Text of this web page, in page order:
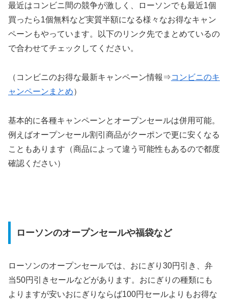
最近はコンビニ間の競争が激しく、ローソンでも最近1個
買ったら1個無料など実質半額になる様々なお得なキャン
ペーンもやっています。以下のリンク先でまとめているの
で合わせてチェックしてください。
（コンビニのお得な最新キャンペーン情報⇒コンビニのキ
ャンペーンまとめ）
基本的に各種キャンペーンとオープンセールは併用可能。
例えばオープンセール割引商品がクーポンで更に安くなる
こともあります（商品によって違う可能性もあるので都度
確認ください）
ローソンのオープンセールや福袋など
ローソンのオープンセールでは、おにぎり30円引き、弁
当50円引きセールなどがあります。おにぎりの種類にも
よりますが安いおにぎりならば100円セールよりもお得な